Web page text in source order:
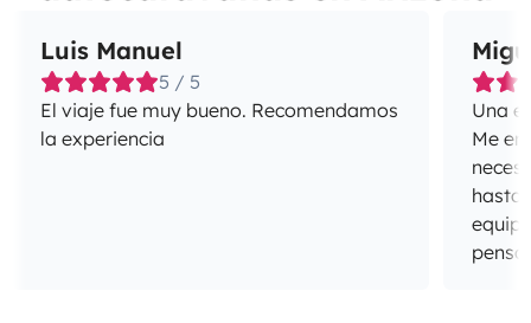
Luis Manuel
5 / 5
El viaje fue muy bueno. Recomendamos
la experiencia
Una
Me
hasta